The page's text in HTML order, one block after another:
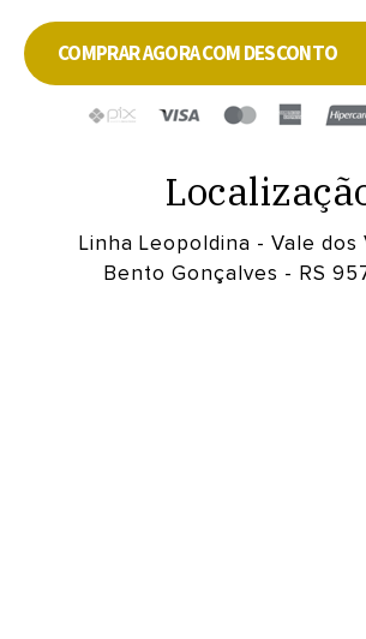
COMPRAR AGORA COM DESCONTO
Linha Leopoldina - Vale dos
Bento Gonçalves - RS